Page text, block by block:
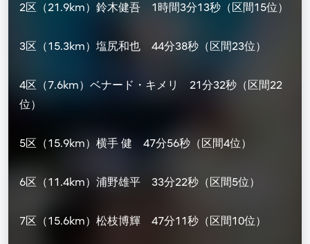
2区（21.9km）鈴木健吾 1時間3分13秒（区間15位）
3区（15.3km）塩尻和也 44分38秒（区間23位）
4区（7.6km）ベナード・キメリ 21分32秒（区間22
位）
5区（15.9km）横手 健 47分56秒（区間4位）
6区（11.4km）浦野雄平 33分22秒（区間5位）
7区（15.6km）松枝博輝 47分11秒（区間10位）